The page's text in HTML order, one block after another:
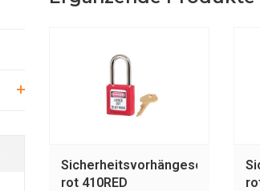
Sicherheitsvorhängeschloss
rot 410RED